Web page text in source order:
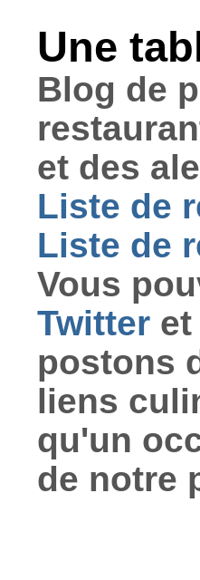
Une
Blog de
et des
Liste de
Liste de
Vous
Twitter
postons
liens
qu'un
de notre